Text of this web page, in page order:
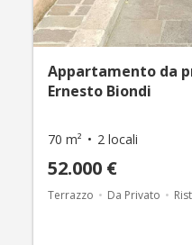
Appartamento da
Ernesto Biondi
70 m² 2 locali
52.000 €
Terrazzo Da Privato